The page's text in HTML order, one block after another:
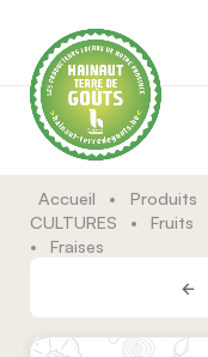
Accueil • Produits
CULTURES
• Fruits
•
Fraises